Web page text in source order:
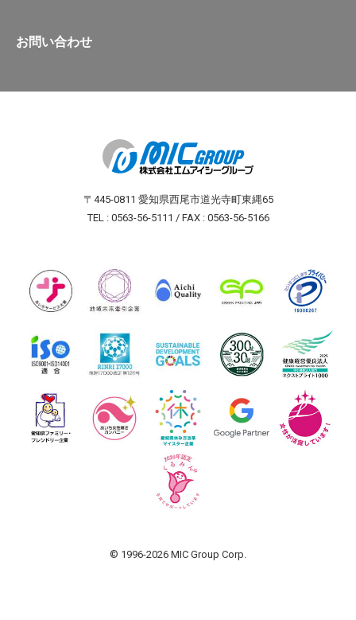
お問い合わせ
〒445-0811 愛知県西尾市道光寺町東縄65
TEL : 0563-56-5111 / FAX : 0563-56-5166
© 1996-2026 MIC Group Corp.